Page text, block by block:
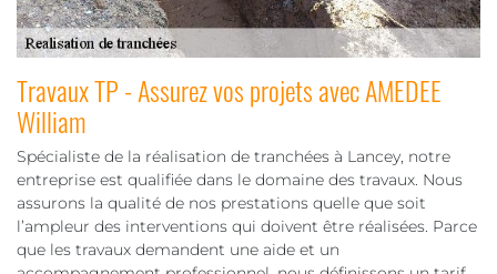
Travaux TP - Assurez vos projets avec AMEDEE
William
Spécialiste de la réalisation de tranchées à Lancey, notre
entreprise est qualifiée dans le domaine des travaux. Nous
assurons la qualité de nos prestations quelle que soit
l’ampleur des interventions qui doivent être réalisées. Parce
que les travaux demandent une aide et un